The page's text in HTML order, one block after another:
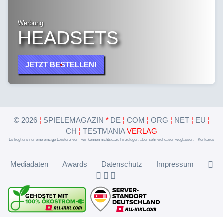
Werbung
HEADSETS
JETZT BESTELLEN!
© 2026 ¦ SPIELEMAGAZIN * DE ¦ COM ¦ ORG ¦ NET ¦ EU ¦
CH ¦ TESTMANIAVERLAG
Es liegt uns nur eine einzige Existenz vor - wir können nichts dazu hinzufügen, aber sehr viel davon weglassen. - Konfuzius
Mediadaten Awards Datenschutz Impressum